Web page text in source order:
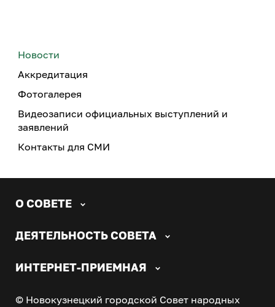
Новости
Аккредитация
Фотогалерея
Видеозаписи официальных выступлений и
заявлений
Контакты для СМИ
О СОВЕТЕ
ДЕЯТЕЛЬНОСТЬ СОВЕТА
ИНТЕРНЕТ-ПРИЕМНАЯ
© Новокузнецкий городской Совет народных